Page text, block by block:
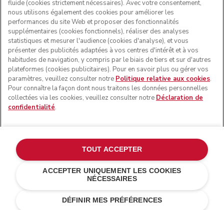
SUIVEZ-NOUS
forme du robot pâtissier multifonction sont des marques
commerciales aux États-Unis et ailleurs.
Gérer mes cookies
Politique de confidentialité
Politique en matière de cookies
Résolution des litiges en ligne
fluide (cookies strictement nécessaires). Avec votre consentement,
nous utilisons également des cookies pour améliorer les
performances du site Web et proposer des fonctionnalités
supplémentaires (cookies fonctionnels), réaliser des analyses
statistiques et mesurer l'audience (cookies d'analyse), et vous
présenter des publicités adaptées à vos centres d'intérêt et à vos
habitudes de navigation, y compris par le biais de tiers et sur d'autres
plateformes (cookies publicitaires). Pour en savoir plus ou gérer vos
paramètres, veuillez consulter notre Politique relative aux cookies.
Pour connaître la façon dont nous traitons les données personnelles
collectées via les cookies, veuillez consulter notre Déclaration de
confidentialité.
DÉFINIR MES PRÉFÉRENCES
ACCEPTER UNIQUEMENT LES COOKIES
NÉCESSAIRES
TOUT ACCEPTER